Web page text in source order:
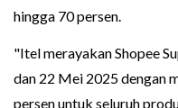
hingga 70 persen.
"Itel merayakan Shopee
dan 22 Mei 2025 dengan
persen untuk seluruh